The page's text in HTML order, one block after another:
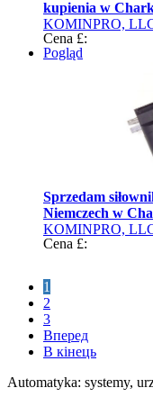
kupienia w
KOMINPRO,
przemysłowym
Cena £:
Pogląd
Sprzedam
Niemczech w
KOMINPRO,
przemysłowym
Cena £:
1
2
3
Вперед
В кінець
Automatyka: systemy,